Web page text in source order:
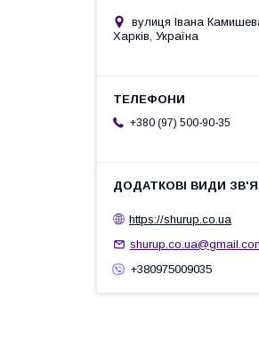
вулиця Івана
Харків, Україна
+380 (97) 500-90-35
https://shurup.co.ua
+380975009035